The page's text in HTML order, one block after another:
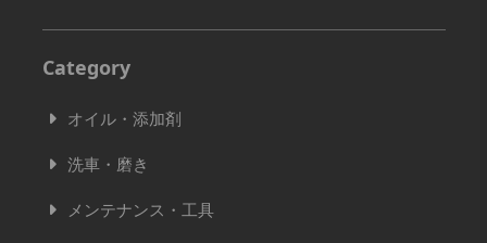
Category
オイル・添加剤
洗車・磨き
メンテナンス・工具